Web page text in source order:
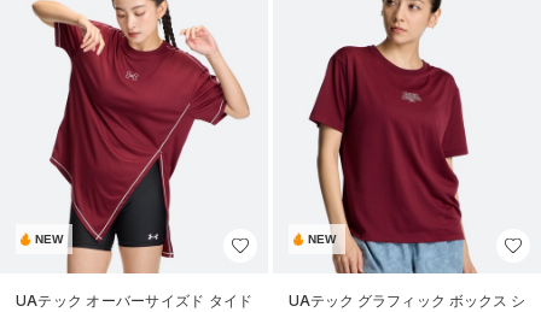
NEW
UAテック オーバーサイズド タイド
NEW
UAテック グラフィック ボックス シ